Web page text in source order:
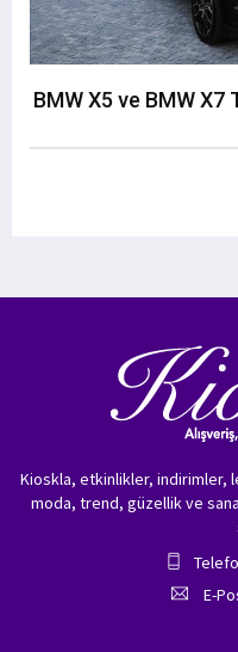
BMW X5 ve BMW X7
Kioskla, etkinlikler, indirimler,
moda, trend, güzellik ve
E-